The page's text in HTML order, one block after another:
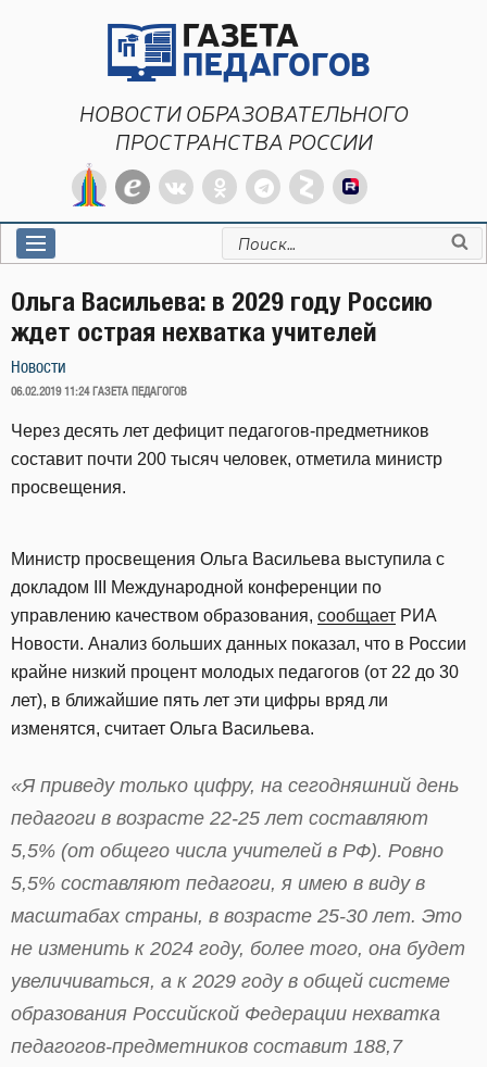
НОВОСТИ ОБРАЗОВАТЕЛЬНОГО
ПРОСТРАНСТВА РОССИИ
Искать:
Ольга Васильева: в 2029 году Россию
ждет острая нехватка учителей
Новости
ОПУБЛИКОВАНО
06.02.2019 11:24 ГАЗЕТА ПЕДАГОГОВ
Через десять лет дефицит педагогов-предметников
составит почти 200 тысяч человек, отметила министр
просвещения.
Министр просвещения Ольга Васильева выступила с
докладом III Международной конференции по
управлению качеством образования, сообщает РИА
Новости. Анализ больших данных показал, что в России
крайне низкий процент молодых педагогов (от 22 до 30
лет), в ближайшие пять лет эти цифры вряд ли
изменятся, считает Ольга Васильева.
«Я приведу только цифру, на сегодняшний день
педагоги в возрасте 22-25 лет составляют
5,5% (от общего числа учителей в РФ). Ровно
5,5% составляют педагоги, я имею в виду в
масштабах страны, в возрасте 25-30 лет. Это
не изменить к 2024 году, более того, она будет
увеличиваться, а к 2029 году в общей системе
образования Российской Федерации нехватка
педагогов-предметников составит 188,7